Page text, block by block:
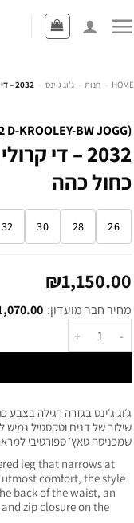
HOME
- חנות - ג'וג ג'ינס - 2032 – די קרולי ג׳וג ג׳ינס בגזרה רגילה – כחול כהה
D-KROOLEY-BW JOGG)
2032 – די
כחול כהה
26
28
30
32
₪1,150.00
מחיר חבר מועדון:
ג׳וג ג׳ינס בגזרה רגילה
שילוב של דנים וטקסטיל גמיש
שמכניסה טאץ׳ ספורטיבי
leg that narrows at
comfort, the style
back of the waist, an
zip closure on the